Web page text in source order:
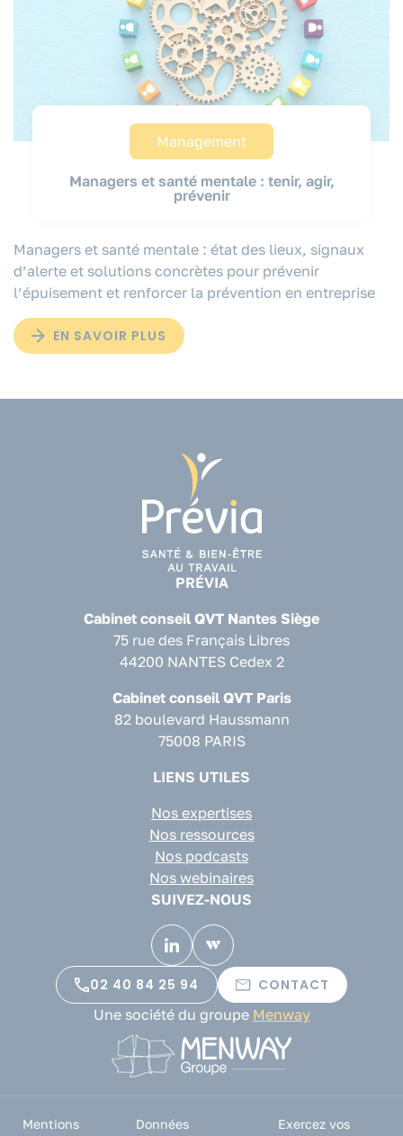
Management
Managers et santé mentale : tenir, agir,
prévenir
Managers et santé mentale : état des lieux, signaux
d’alerte et solutions concrètes pour prévenir
l’épuisement et renforcer la prévention en entreprise
EN SAVOIR PLUS
PRÉVIA
Cabinet conseil QVT Nantes Siège
75 rue des Français Libres
44200 NANTES Cedex 2
Cabinet conseil QVT Paris
82 boulevard Haussmann
75008 PARIS
LIENS UTILES
Nos expertises
Nos ressources
Nos podcasts
Nos webinaires
SUIVEZ-NOUS
02 40 84 25 94
CONTACT
Une société du groupe Menway
Mentions
Données
Exercez vos